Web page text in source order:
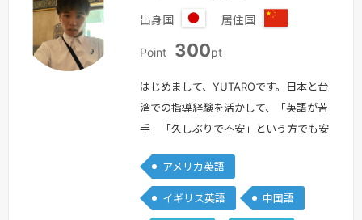
出身国
本
居住国
Point 300pt
はじめまして、YUTAROです。日本と台
湾での指導経験を活かして、「英語が苦
手」「久しぶりで不安」という方でも安
自己紹介日本の学習塾で4年間、子ども
から高校生まで英語を教え、TOEIC・英
検などの試験対策も行ってきました。現
アメリカ英語
イギリス英語 中国語